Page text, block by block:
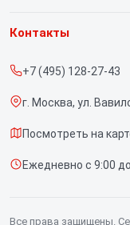
Срочный ремонт
Доставка и способы
Диагностика
Контакты
Ноутбуков
Контакты
+7 (495) 128-27-43
г. Москва, ул.
Посмотреть на
Ежедневно с 9:00
Все права защищены.